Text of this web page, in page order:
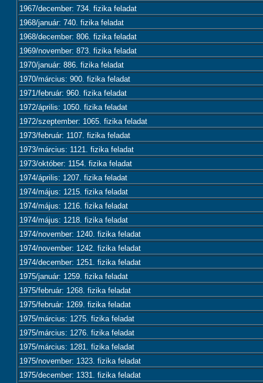
1967/december: 734. fizika feladat
1968/január: 740. fizika feladat
1968/december: 806. fizika feladat
1969/november: 873. fizika feladat
1970/január: 886. fizika feladat
1970/március: 900. fizika feladat
1971/február: 960. fizika feladat
1972/április: 1050. fizika feladat
1972/szeptember: 1065. fizika feladat
1973/február: 1107. fizika feladat
1973/március: 1121. fizika feladat
1973/október: 1154. fizika feladat
1974/április: 1207. fizika feladat
1974/május: 1215. fizika feladat
1974/május: 1216. fizika feladat
1974/május: 1218. fizika feladat
1974/november: 1240. fizika feladat
1974/november: 1242. fizika feladat
1974/december: 1251. fizika feladat
1975/január: 1259. fizika feladat
1975/február: 1268. fizika feladat
1975/február: 1269. fizika feladat
1975/március: 1275. fizika feladat
1975/március: 1276. fizika feladat
1975/március: 1281. fizika feladat
1975/november: 1323. fizika feladat
1975/december: 1331. fizika feladat